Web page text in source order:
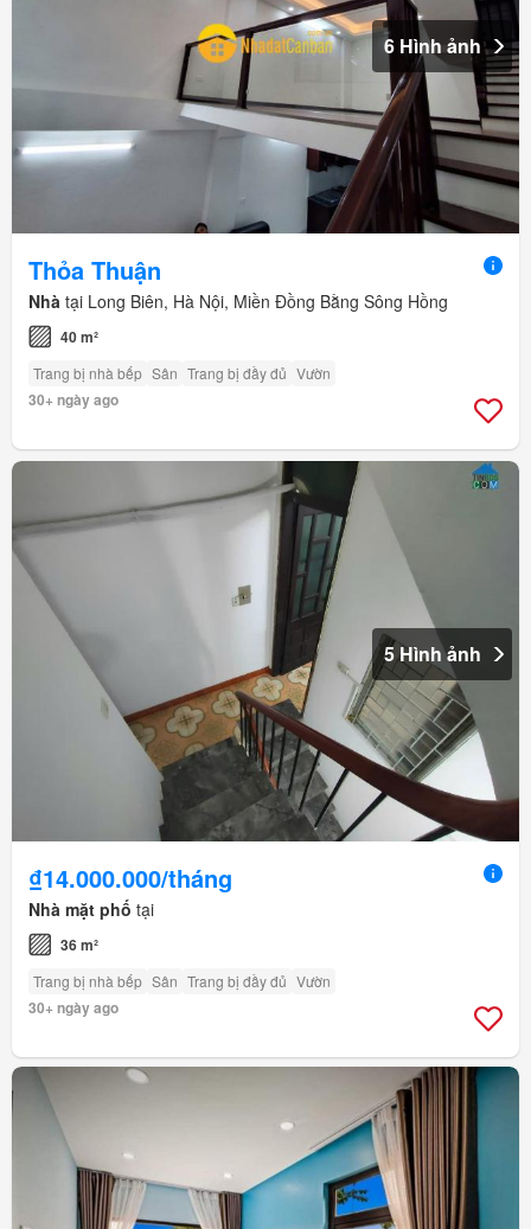
6 Hình ảnh
Thỏa Thuận
Nhà tại Long Biên, Hà Nội, Miền Đồng Bằng Sông Hồng
40 m²
Trang bị nhà bếp Sân Trang bị đầy đủ Vườn
30+ ngày ago
5 Hình ảnh
₫14.000.000/tháng
Nhà mặt phố tại
36 m²
Trang bị nhà bếp Sân Trang bị đầy đủ Vườn
30+ ngày ago